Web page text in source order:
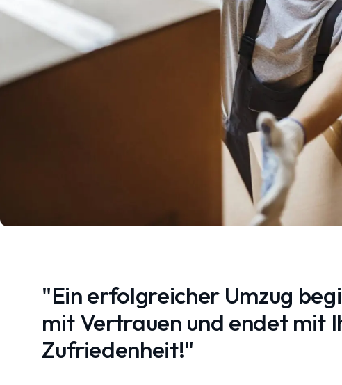
"Ein erfolgreicher Umzug
mit Vertrauen und endet mit
Zufriedenheit!"